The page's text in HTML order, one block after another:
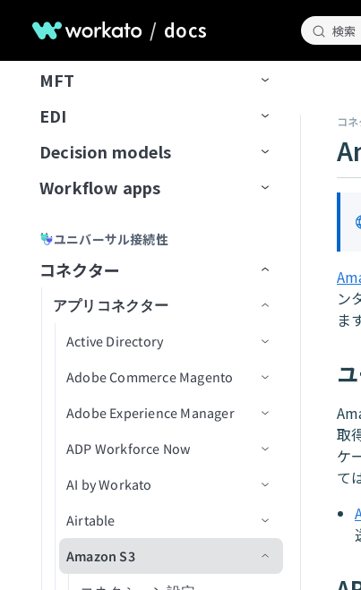
/ docs 検索
ChatGPT
Claude
Freshdesk
GitLab Explorer
Gong
Google Calendar
Google Contacts
Google Directory End User
Google Docs
Google Drive
Google Meet
Google Sheets
Google Slides
Highspot
Jira
Mailchimp Campaign
Management
ス
MCPサーバースキル
ユーザー確認
ナレッジベースとスキルの比較
拒否トピック
の準備
スのベストプラクティス
ナレッジベースとスキルの比
較
ナレッジベースとスキルの比
較
調達Genieで発注書を処理
Decision modelを使用してエー
ジェント間でリクエストをルー
Workato GO用のアクションボー
Business approvalsで承認リクエ
エージェントオーケストレーシ
Genieをテスト
ドキュメントを一覧表示
ドキュメントを検索
タスクをユーザーに割り当て
承認リクエストを作成
ワークフロートリガーを開始
レスポンスを返すアクション
Workato Genieコネクターから
移行
コネクターFAQ
Microsoft Teamsエラー
Genie呼び出しエラー
IT Support Genieの使用
Edge Gateway
AIゲートウェイ
APIコレクション
APIプロキシコレクション
APIレシピコレクション
AIゲートウェイコレクション
コレクションを編集
APIエンドポイント
APIレシピエンドポイント
APIレシピを作成
新規APIリクエストトリガー
ン
APIレシピエンドポイントを設
定
SOAP APIウォークスルー
パフォーマンス
APIプロキシエンドポイントを
設定
APIプロキシ変換の適用
エンドポイント管理
エンドポイントの有効化/無効
化
パステンプレート化
エンドポイントパスのガイド
ライン
テスト
APIガバナンス
レシピOps
API同時実行しきい値超過トリ
ガー
APIポリシークォータ違反トリ
ガー
APIポリシーレート制限違反ト
リガー
レシピバージョン管理
APIアクセス
新しいAPIクライアントを作成
成
新しいアクセスプロファイル
を作成
カスタム検証
DCRを使用したAPIクライアン
認証
抽出
ペクション
mTLS認証
ライブラリ
API開発者ポータル
動的クライアント登録
サポートされているデータソー
ス
送信先
サポートされている宛先
データの抽出
イベント（トリガー）ベースの
抽出頻度の設定
Change Data Capture
データの読み込み
増分ロード
データ変換
変換手法
カスタムコード
SQLベースの変換
変換
クエリをセットアップ
出力を設定
出力フィールド
Workato
JSONデータを変換
SQLコレクション by Workato
データパイプライン
データパイプラインの設定
Amazon S3を設定
Google BigQueryを設定
データパイプラインの監視と管
理
レシピ内のパイプライントリガ
ー
同期タイプと実行
データパイプラインのトラブル
限
イベント駆動型自動化
ワークフローオーケストレーショ
スケーラビリティとパフォーマン
ス
監視と分析
ユーザーとロールの管理
カスタムコードサポート
再利用可能なコンポーネント
バージョン管理とデプロイメント
Workato Event streams
使用方法
権限
トピックのナビゲーション
トピックスキーマ
リテンション期間
ション
ワークスペース間共有
Event streams公開API
メッセージを公開
メッセージのバッチを公開
Event streamsの制限
IDP
信頼度スコア
IDP by Workatoの制限事項
アクション
ドキュメントを処理
MFT
フローを転送
ファイル転送を設定
エラー処理と再試行
ファイルサーバー
SFTPエンドポイントをセットア
SFTPアカウントを作成
サーバーアクティビティログ
EDI
コネクション設定
トリガー
ョン
データ形式を変換
レコードの作成
Decision models
Decision modelの設定
デシジョンテーブル
Decision Modelsコネクター
Workflow apps
ユースケース例
CRMアプリ
管理
理
ポータル設定
SAML認証
OktaでSSOを強制
SAMLユーザーグループ同期
Microsoft Entra IDでSSOを
カスタムドメインとメールサー
バー
Workflow appを作成
設定
ページの管理
ページをワークフローステ
アプリアセットを整理
アプリを公開
ページをカスタマイズ
パティ
エンス
招待と認証
Workflow apps portalホームペー
ジ
アプリケーションページ
タスクの管理
Workflow appsの制限
FAQ
トラブルシューティング
ユニバーサル接続性
コネクター
アプリコネクター
Active Directory
コネクション設定
トリガー
新規エントリ
新規/更新済みエントリ
検索フィルターを使用した
スケジュール済みエントリ
検索
アクション
ユーザーを検索
グループにユーザーを追加
エントリを検索
Adobe Commerce Magento
コネクション設定
Adobe Experience Manager
コネクション設定
ADP Workforce Now
コネクション設定
トリガー
スケジュール済みワーカー
検索
AI by Workato
アクション
テキストを分析
Airtable
コネクション設定
Amazon S3
コ
ン
ま
取
ケ
て